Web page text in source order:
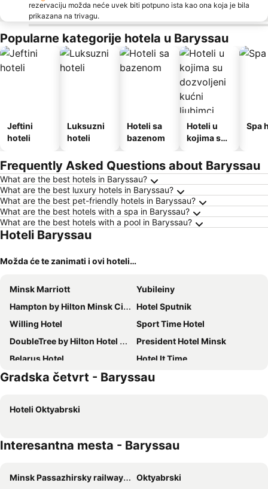
rezervaciju možda neće uvek biti potpuno ista kao ona koja je bila
prikazana na trivagu.
Popularne kategorije hotela u Baryssau
Jeftini
hoteli
Luksuzni
hoteli
Hoteli sa
bazenom
Hoteli u
kojima su
kućni
ljubimci
Spa
Frequently Asked Questions about Baryssau
What are the best hotels in Baryssau?
What are the best luxury hotels in Baryssau?
What are the best pet-friendly hotels in Baryssau?
What are the best hotels with a spa in Baryssau?
What are the best hotels with a pool in Baryssau?
Hoteli Baryssau
Možda će te zanimati i ovi hoteli…
Minsk Marriott
Yubileiny
Hampton by Hilton Minsk City Centre
Hotel Sputnik
Willing Hotel
Sport Time Hotel
DoubleTree by Hilton Hotel Minsk
President Hotel Minsk
Belarus Hotel
Hotel It Time
Imperial Palace Hotel
Hotel East Time
The Basilian Minsk, Curio Collection By Hilton
Beijing Hotel Minsk
U Fontana
M-Hotel
Europe
Gradska četvrt - Baryssau
Hoteli Oktyabrski
Interesantna mesta - Baryssau
Minsk Passazhirsky railway station
Oktyabrski